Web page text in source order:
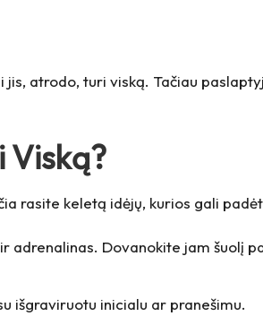
atrodo, turi viską. Tačiau
Viską?
rasite keletą idėjų, kurios gali
adrenalinas. Dovanokite jam šuolį
išgraviruotu inicialu ar pranešimu.